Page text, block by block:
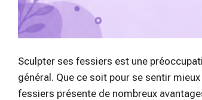
Sculpter ses fessiers est une
général. Que ce soit pour se sentir
fessiers présente de nombreux